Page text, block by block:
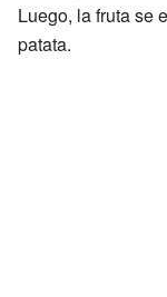
Luego, la fruta se
patata.